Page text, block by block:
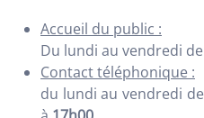
Accueil du public :
Du lundi au vendredi de
Contact téléphonique :
du lundi au vendredi de